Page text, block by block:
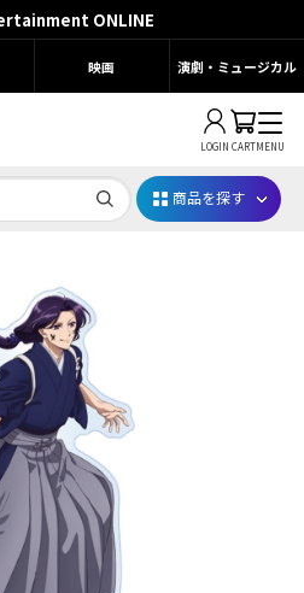
ONLINE
映画 演劇・ミュージカル
LOGIN CARTMENU
遊会2026
カデミア』10周年
商品を探す